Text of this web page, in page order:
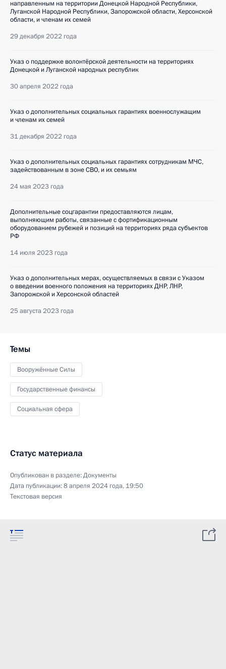
направленным на территории Донецкой Народной Республики,
Луганской Народной Республики, Запорожской области, Херсонской
области, и членам их семей
29 декабря 2022 года
Указ о поддержке волонтёрской деятельности на территориях
Донецкой и Луганской народных республик
30 апреля 2022 года
Указ о дополнительных социальных гарантиях военнослужащим
и членам их семей
31 декабря 2022 года
Указ о дополнительных социальных гарантиях сотрудникам МЧС,
задействованным в зоне СВО, и их семьям
24 мая 2023 года
Дополнительные соцгарантии предоставляются лицам,
выполняющим работы, связанные с фортификационным
оборудованием рубежей и позиций на территориях ряда субъектов
РФ
14 июля 2023 года
Указ о дополнительных мерах, осуществляемых в связи с Указом
о введении военного положения на территориях ДНР, ЛНР,
Запорожской и Херсонской областей
25 августа 2023 года
Темы
Вооружённые Силы
Государственные финансы
Социальная сфера
Статус материала
Опубликован в разделе:Документы
Дата публикации:8 апреля 2024 года, 19:50
Текстовая версия